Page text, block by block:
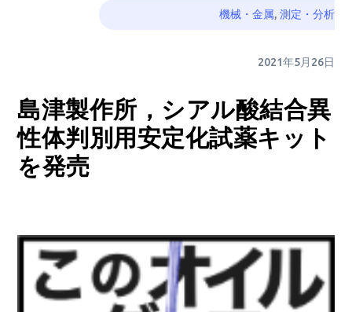
機械・金属, 測定・分析
2021年5月26日
島津製作所，シアル酸結合異
性体判別用安定化試薬キット
を発売